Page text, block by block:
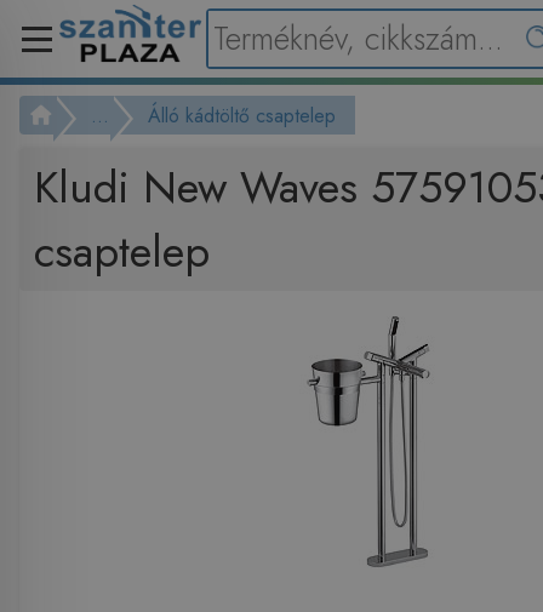
... Álló kádtöltő csaptelep
Kludi New Waves
csaptelep